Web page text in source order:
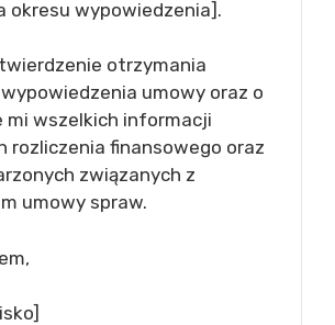
okresu wypowiedzenia].
otrzymania
umowy oraz o
mi wszelkich informacji
rozliczenia finansowego oraz
związanych z
umowy spraw.